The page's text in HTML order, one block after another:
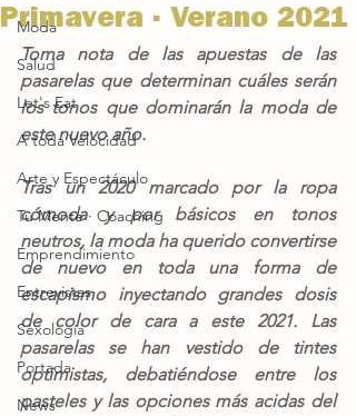
Moda
Salud
Let's Eat
A toda Velocidad
Arte y Espectáculo
Tu Mente · Coaching
Emprendimiento
Entrevistas
Sexología
Portada
News
Primavera · Verano 2021
Toma nota de las apuestas de las
pasarelas que determinan cuáles serán
los tonos que dominarán la moda de
este nuevo año.
Tras un 2020 marcado por la ropa
cómoda y por básicos en tonos
neutros, la moda ha querido convertirse
de nuevo en toda una forma de
escapismo inyectando grandes dosis
de color de cara a este 2021. Las
pasarelas se han vestido de tintes
optimistas, debatiéndose entre los
pasteles y las opciones más acidas del